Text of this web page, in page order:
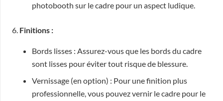
photobooth sur le cadre pour un aspect ludique.
6. Finitions :
Bords lisses : Assurez-vous que les bords du cadre
sont lisses pour éviter tout risque de blessure.
Vernissage (en option) : Pour une finition plus
professionnelle, vous pouvez vernir le cadre pour le